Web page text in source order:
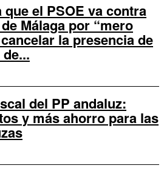
el PSOE va contra
Málaga por “mero
la presencia de
del PP andaluz:
y más ahorro para las